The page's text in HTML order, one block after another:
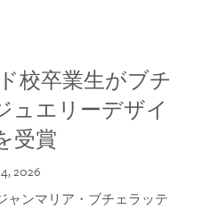
校卒業生がブチ
ュエリーデザイ
受賞
2026
ャンマリア・ブチェラッテ